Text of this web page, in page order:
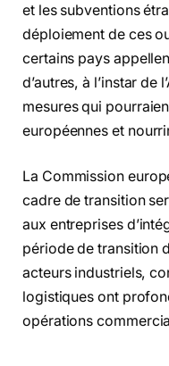
et les subventions
déploiement de ces
certains pays
d’autres, à l’instar de
mesures qui
européennes et
La Commission
cadre de transition
aux entreprises
période de transition
acteurs industriels,
logistiques ont
opérations